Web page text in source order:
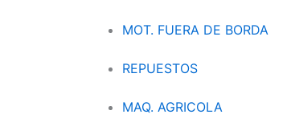
MOT. FUERA DE BORDA
REPUESTOS
MAQ. AGRICOLA